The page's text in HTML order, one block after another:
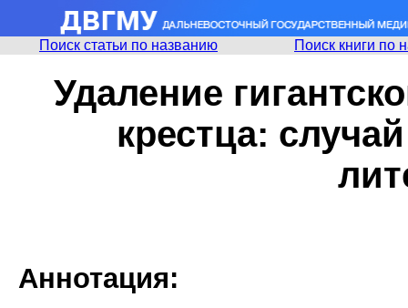
Поиск статьи по названию Поиск книги по
Удаление
крестца:
Аннотация: